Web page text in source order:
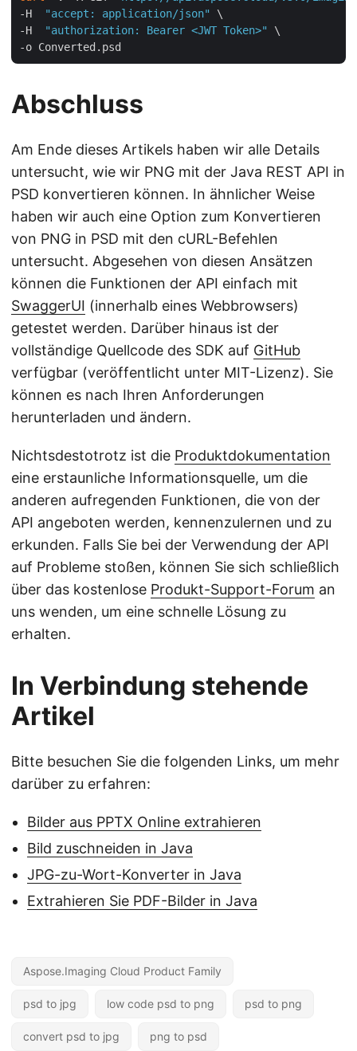
-H
"accept: application/json"
\
-H
"authorization: Bearer <JWT Token>"
\
Abschluss
Am Ende dieses Artikels haben wir alle Details
untersucht, wie wir PNG mit der Java REST API in
PSD konvertieren können. In ähnlicher Weise
haben wir auch eine Option zum Konvertieren
von PNG in PSD mit den cURL-Befehlen
untersucht. Abgesehen von diesen Ansätzen
können die Funktionen der API einfach mit
SwaggerUI (innerhalb eines Webbrowsers)
getestet werden. Darüber hinaus ist der
vollständige Quellcode des SDK auf GitHub
verfügbar (veröffentlicht unter MIT-Lizenz). Sie
können es nach Ihren Anforderungen
herunterladen und ändern.
Nichtsdestotrotz ist die Produktdokumentation
eine erstaunliche Informationsquelle, um die
anderen aufregenden Funktionen, die von der
API angeboten werden, kennenzulernen und zu
erkunden. Falls Sie bei der Verwendung der API
auf Probleme stoßen, können Sie sich schließlich
über das kostenlose Produkt-Support-Forum an
uns wenden, um eine schnelle Lösung zu
erhalten.
In Verbindung stehende
Artikel
Bitte besuchen Sie die folgenden Links, um mehr
darüber zu erfahren:
Bilder aus PPTX Online extrahieren
Bild zuschneiden in Java
JPG-zu-Wort-Konverter in Java
Extrahieren Sie PDF-Bilder in Java
Aspose.Imaging Cloud Product Family
psd to jpg low code psd to png psd to png
convert psd to jpg png to psd